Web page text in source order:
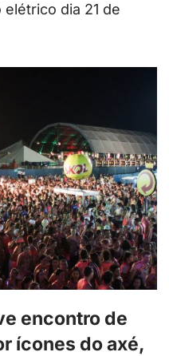
dia 21 de
encontro de
ícones do axé,